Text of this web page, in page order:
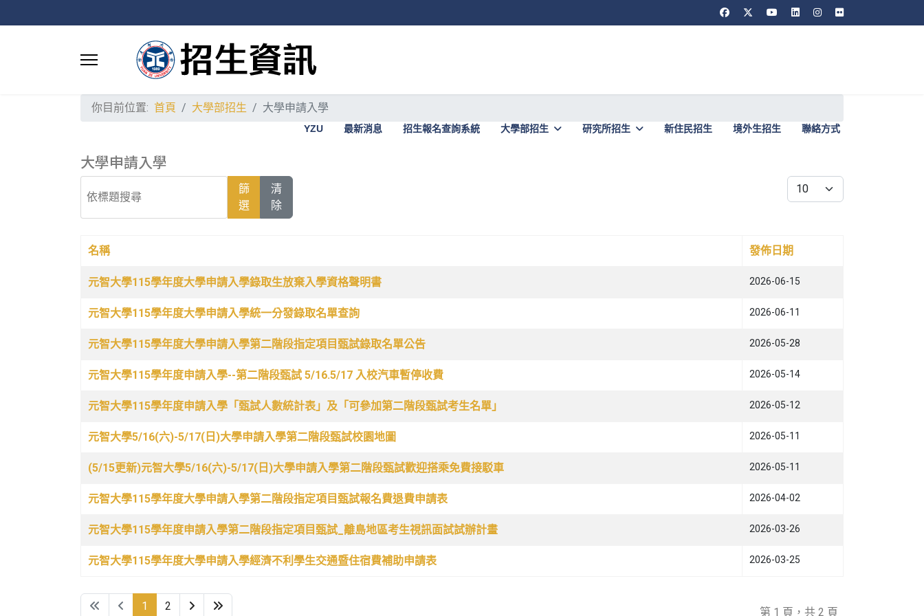
YZU 最新消息 招生報名查詢系統 大學部招生 研究所招生 新住民招生 境外生招生 聯絡方式
你目前位置: 首頁 大學部招生 大學申請入學
大學申請入學
篩
選
清
除
每頁顯示條數
文章列表
名稱 發佈日期
元智大學115學年度大學申請入學錄取生放棄入學資格聲明書 2026-06-15
元智大學115學年度大學申請入學統一分發錄取名單查詢 2026-06-11
元智大學115學年度大學申請入學第二階段指定項目甄試錄取名單公告 2026-05-28
元智大學115學年度申請入學--第二階段甄試 5/16.5/17 入校汽車暫停收費 2026-05-14
元智大學115學年度申請入學「甄試人數統計表」及「可參加第二階段甄試考生名單」 2026-05-12
元智大學5/16(六)-5/17(日)大學申請入學第二階段甄試校園地圖 2026-05-11
(5/15更新)元智大學5/16(六)-5/17(日)大學申請入學第二階段甄試歡迎搭乘免費接駁車 2026-05-11
元智大學115學年度大學申請入學第二階段指定項目甄試報名費退費申請表 2026-04-02
元智大學115學年度申請入學第二階段指定項目甄試_離島地區考生視訊面試試辦計畫 2026-03-26
元智大學115學年度大學申請入學經濟不利學生交通暨住宿費補助申請表 2026-03-25
第 1 頁，共 2 頁
1 2